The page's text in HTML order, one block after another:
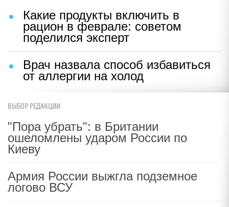
Какие продукты включить в
рацион в феврале: советом
поделился эксперт
Врач назвала способ избавиться
от аллергии на холод
ВЫБОР РЕДАКЦИИ
"Пора убрать": в Британии
ошеломлены ударом России по
Киеву
Армия России выжгла подземное
логово ВСУ